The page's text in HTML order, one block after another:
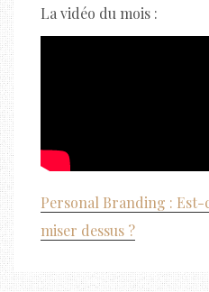
La vidéo du mois :
Personal Branding : Est-
miser dessus ?